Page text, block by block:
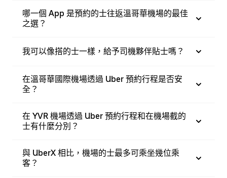
哪一個 App 是預約的士往返溫哥華機場的最佳
之選？
我可以像搭的士一樣，給予司機夥伴貼士嗎？
在溫哥華國際機場透過 Uber 預約行程是否安
全？
在 YVR 機場透過 Uber 預約行程和在機場截的
士有什麼分別？
與 UberX 相比，機場的士最多可乘坐幾位乘
客？